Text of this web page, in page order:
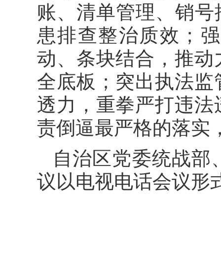
账、清单管理、销
患排查整治质效；
动、条块结合，推
全底板；突出执法
透力，重拳严打违
责倒逼最严格的落实
自治区党委统战部
议以电视电话会议形